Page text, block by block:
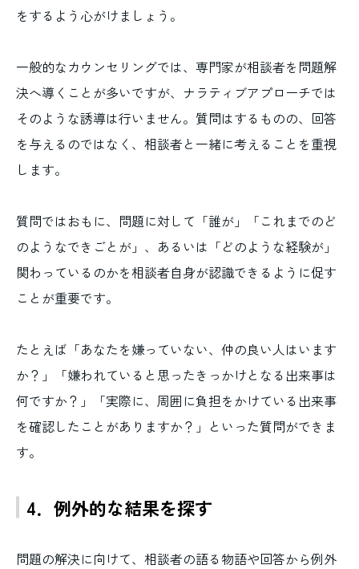
をするよう心がけましょう。
一般的なカウンセリングでは、専門家が相談者を問題解
決へ導くことが多いですが、ナラティブアプローチでは
そのような誘導は行いません。質問はするものの、回答
を与えるのではなく、相談者と一緒に考えることを重視
します。
質問ではおもに、問題に対して「誰が」「これまでのど
のようなできごとが」、あるいは「どのような経験が」
関わっているのかを相談者自身が認識できるように促す
ことが重要です。
たとえば「あなたを嫌っていない、仲の良い人はいます
か？」「嫌われていると思ったきっかけとなる出来事は
何ですか？」「実際に、周囲に負担をかけている出来事
を確認したことがありますか？」といった質問ができま
す。
4．例外的な結果を探す
問題の解決に向けて、相談者の語る物語や回答から例外